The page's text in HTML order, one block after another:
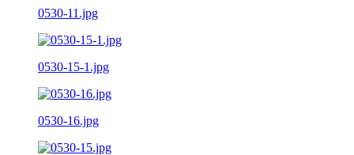
0530-11.jpg
0530-15-1.jpg
0530-16.jpg